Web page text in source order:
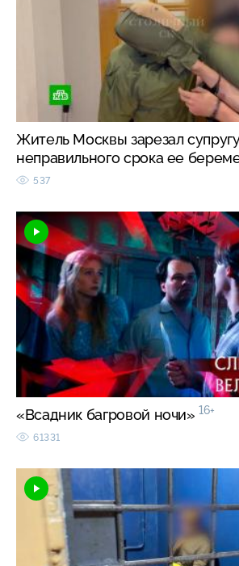
Житель Москвы зарезал
неправильного срока ее
537
«Всадник багровой ночи» 16+
61331